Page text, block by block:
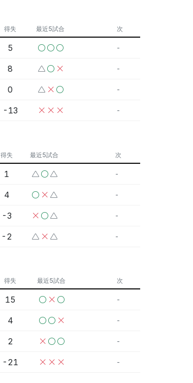
得失 最近5試合 次
5 -
8 -
0 -
-13 -
得失 最近5試合 次
1 -
4 -
-3 -
-2 -
得失 最近5試合 次
15 -
4 -
2 -
-21 -